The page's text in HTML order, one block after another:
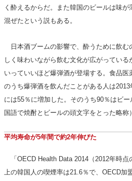
く酔えるからだ。また韓国のビールは味
混ぜたという説もある。
日本酒ブームの影響で、酔うために飲む
しく味わいながら飲む文化が広がっている
いっていいほど爆弾酒が登場する。食品医
のうち爆弾酒を飲んだことがある人は
には55％に増加した。そのうち90％はビ
国語で焼酎とビールの頭文字をとった略称
平均寿命が5年間で約2年伸びた
「OECD Health Data 2014（2012年時点
上の韓国人の喫煙率は21.6％で、OECD加